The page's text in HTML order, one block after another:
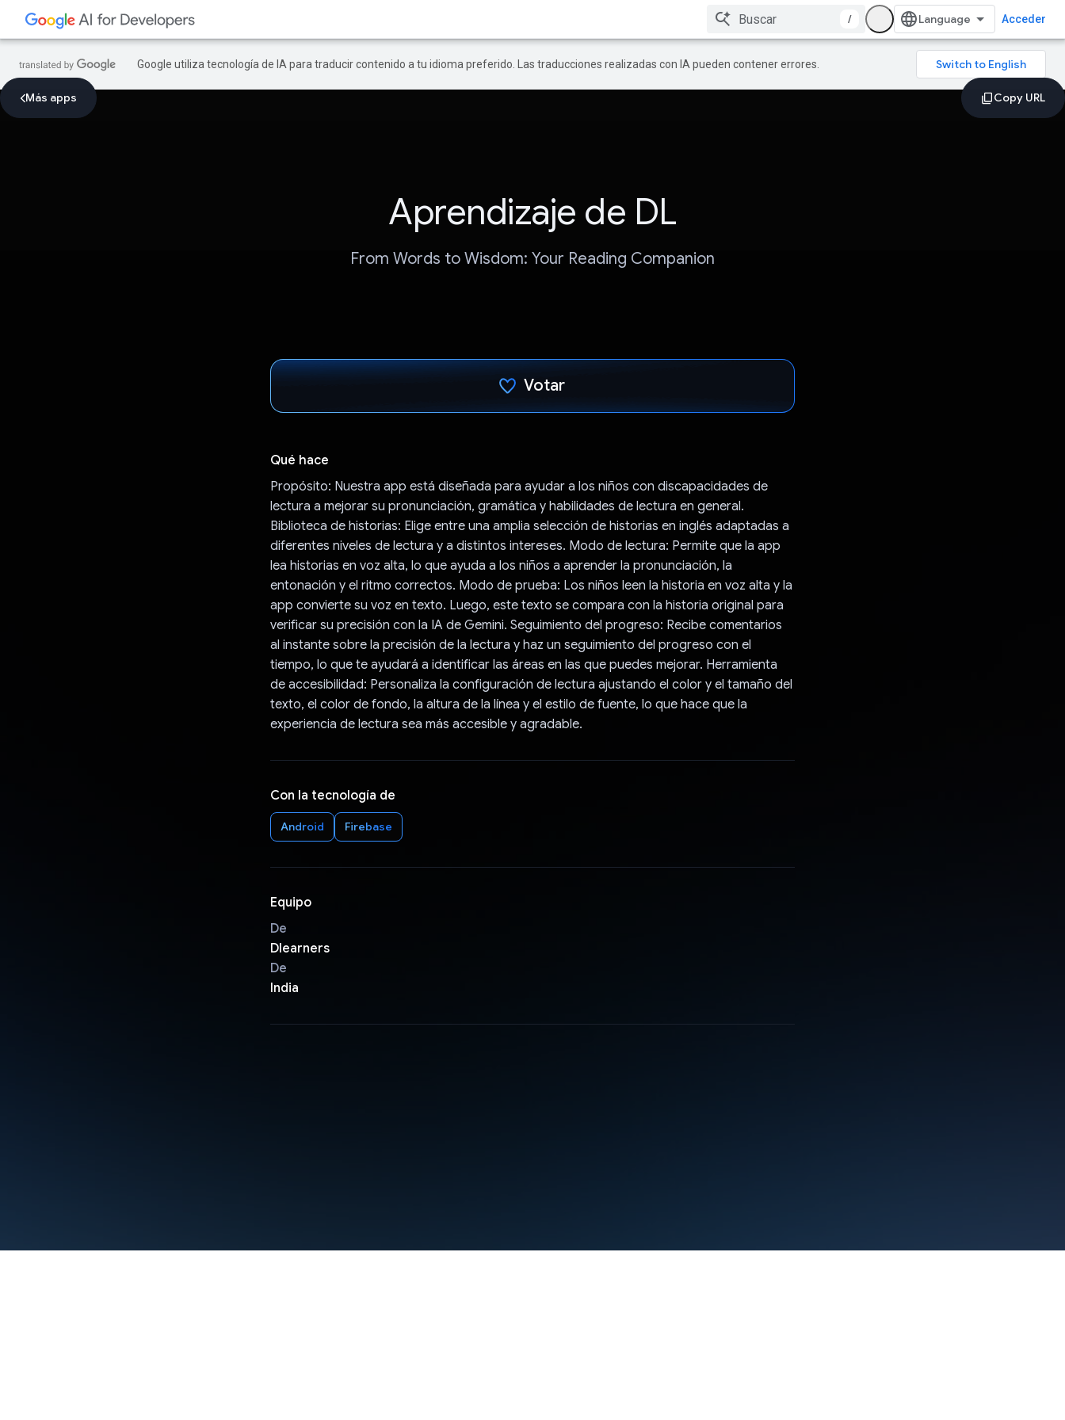
/ Acceder
Google utiliza tecnología de IA para traducir contenido a tu idioma preferido. Las traducciones realizadas con IA pueden contener errores.
Más apps
Aprendizaje de DL
From Words to Wisdom: Your Reading Companion
Votar
Qué hace
Propósito: Nuestra app está diseñada para ayudar a los niños con discapacidades de
lectura a mejorar su pronunciación, gramática y habilidades de lectura en general.
Biblioteca de historias: Elige entre una amplia selección de historias en inglés adaptadas a
diferentes niveles de lectura y a distintos intereses. Modo de lectura: Permite que la app
lea historias en voz alta, lo que ayuda a los niños a aprender la pronunciación, la
entonación y el ritmo correctos. Modo de prueba: Los niños leen la historia en voz alta y la
app convierte su voz en texto. Luego, este texto se compara con la historia original para
verificar su precisión con la IA de Gemini. Seguimiento del progreso: Recibe comentarios
al instante sobre la precisión de la lectura y haz un seguimiento del progreso con el
tiempo, lo que te ayudará a identificar las áreas en las que puedes mejorar. Herramienta
de accesibilidad: Personaliza la configuración de lectura ajustando el color y el tamaño del
texto, el color de fondo, la altura de la línea y el estilo de fuente, lo que hace que la
experiencia de lectura sea más accesible y agradable.
Con la tecnología de
Android Firebase
Equipo
De
Dlearners
De
India